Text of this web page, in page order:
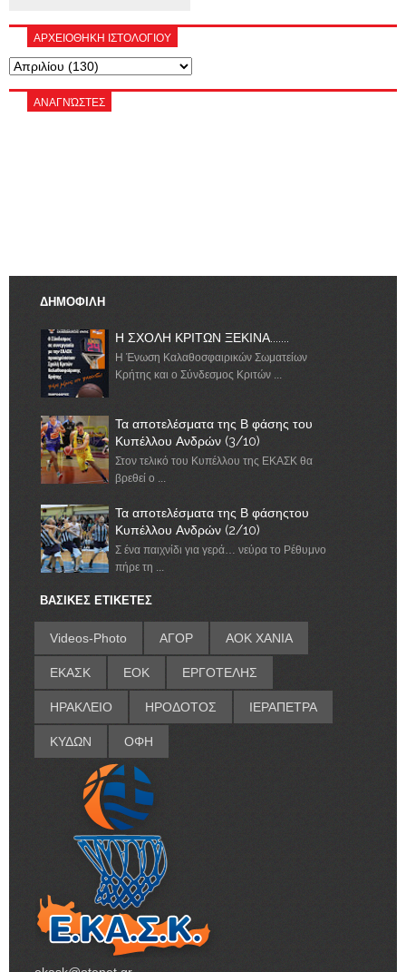
ΑΡΧΕΙΟΘΗΚΗ ΙΣΤΟΛΟΓΙΟΥ
ΑΝΑΓΝΏΣΤΕΣ
ΔΗΜΟΦΙΛΗ
Η ΣΧΟΛΗ ΚΡΙΤΩΝ ΞΕΚΙΝΑ.......
Η Ένωση Καλαθοσφαιρικών Σωματείων
Κρήτης και ο Σύνδεσμος Κριτών ...
Τα αποτελέσματα της Β φάσης του
Κυπέλλου Ανδρών (3/10)
Στον τελικό του Κυπέλλου της ΕΚΑΣΚ θα
βρεθεί ο ...
Τα αποτελέσματα της Β φάσηςτου
Κυπέλλου Ανδρών (2/10)
Σ ένα παιχνίδι για γερά… νεύρα το Ρέθυμνο
πήρε τη ...
ΒΑΣΙΚΕΣ ΕΤΙΚΕΤΕΣ
Videos-Photo ΑΓΟΡ ΑΟΚ ΧΑΝΙΑ
ΕΚΑΣΚ ΕΟΚ ΕΡΓΟΤΕΛΗΣ
ΗΡΑΚΛΕΙΟ ΗΡΟΔΟΤΟΣ ΙΕΡΑΠΕΤΡΑ
ΚΥΔΩΝ ΟΦΗ